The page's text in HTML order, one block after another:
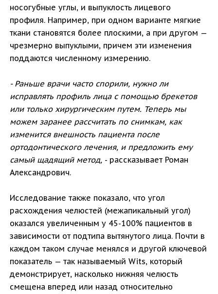
носогубные углы, и выпуклость лицевого
профиля. Например, при одном варианте мягкие
ткани становятся более плоскими, а при другом —
чрезмерно выпуклыми, причем эти изменения
поддаются численному измерению.
- Раньше врачи часто спорили, нужно ли
исправлять профиль лица с помощью брекетов
или только хирургическим путем. Теперь мы
можем заранее рассчитать по снимкам, как
изменится внешность пациента после
ортодонтического лечения, и предложить ему
самый щадящий метод, - рассказывает Роман
Александрович.
Исследование также показало, что угол
расхождения челюстей (межапикальный угол)
оказался увеличенным у 45-100% пациентов в
зависимости от подтипа вытянутого лица. Почти в
каждом таком случае менялся и другой ключевой
показатель — так называемый Wits, который
демонстрирует, насколько нижняя челюсть
смещена вперед или назад относительно